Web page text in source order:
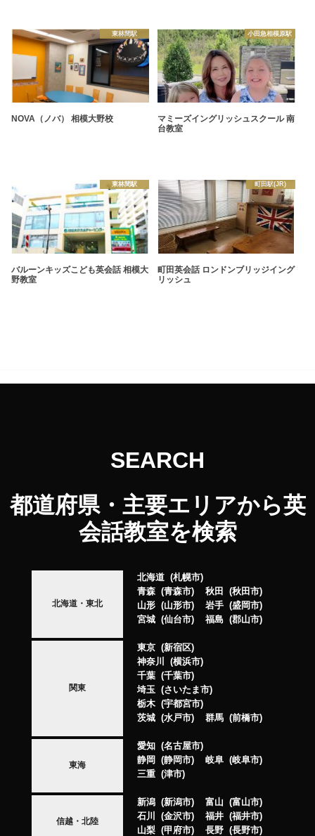
東林間駅
NOVA（ノバ） 相模大野校
小田急相模原駅
マミーズイングリッシュスクール 南
台教室
東林間駅
バルーンキッズこども英会話 相模大
野教室
町田駅(JR)
町田英会話 ロンドンブリッジイング
リッシュ
SEARCH
都道府県・主要エリアから英
会話教室を検索
北海道・東北
北海道
札幌市
青森
青森市 秋田
秋田市
山形
山形市 岩手
盛岡市
宮城
仙台市 福島 郡山市
関東
東京
新宿区
神奈川
横浜市
千葉
千葉市
埼玉
さいたま市
栃木
宇都宮市
茨城
水戸市 群馬 前橋市
東海
愛知
名古屋市
静岡
静岡市 岐阜
岐阜市
三重
津市
信越・北陸
新潟 新潟市 富山
富山市
石川
金沢市 福井
福井市
山梨
甲府市 長野 長野市